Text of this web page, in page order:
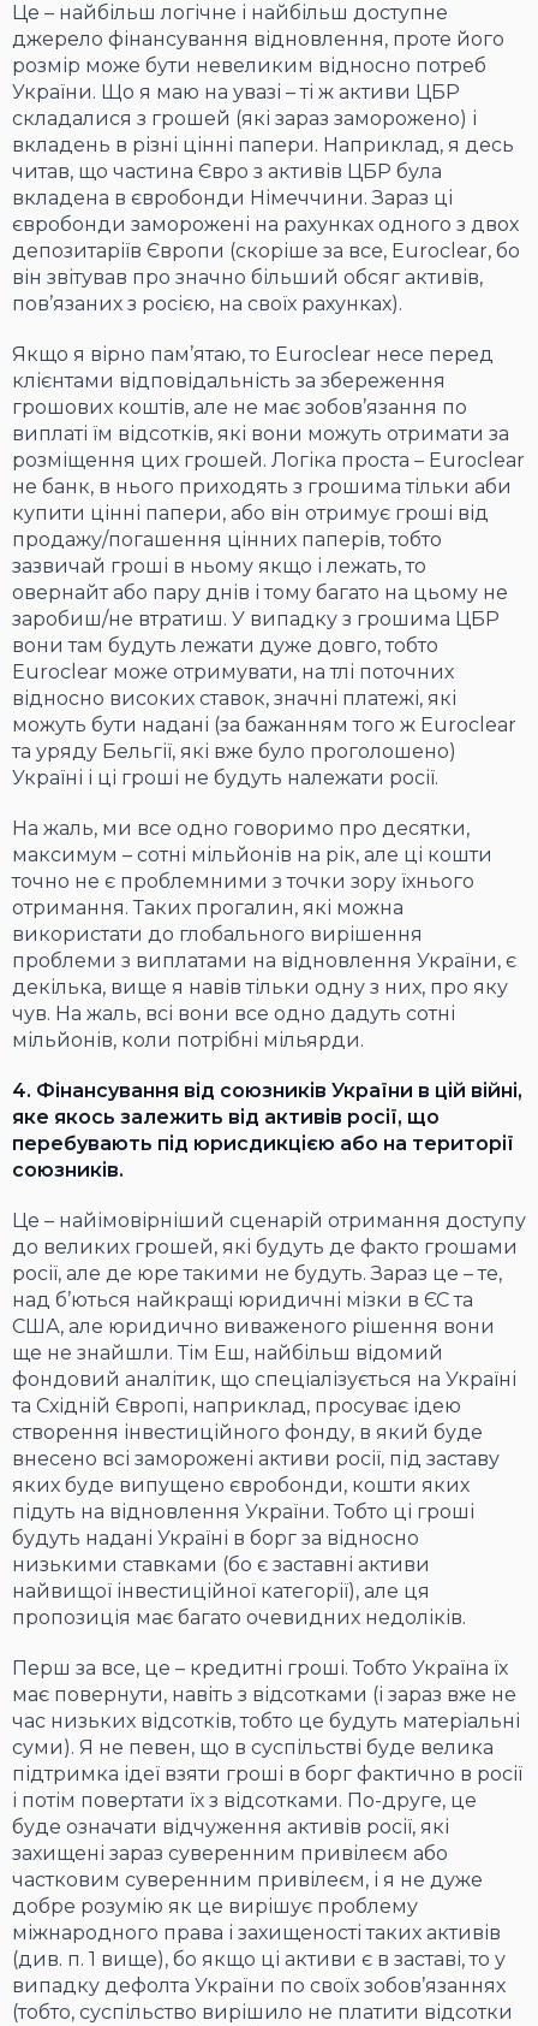
Це – найбільш логічне і найбільш доступне
джерело фінансування відновлення, проте його
розмір може бути невеликим відносно потреб
України. Що я маю на увазі – ті ж активи ЦБР
складалися з грошей (які зараз заморожено) і
вкладень в різні цінні папери. Наприклад, я десь
читав, що частина Євро з активів ЦБР була
вкладена в євробонди Німеччини. Зараз ці
євробонди заморожені на рахунках одного з двох
депозитаріїв Європи (скоріше за все, Euroclear, бо
він звітував про значно більший обсяг активів,
пов’язаних з росією, на своїх рахунках).
Якщо я вірно пам’ятаю, то Euroclear несе перед
клієнтами відповідальність за збереження
грошових коштів, але не має зобов’язання по
виплаті їм відсотків, які вони можуть отримати за
розміщення цих грошей. Логіка проста – Euroclear
не банк, в нього приходять з грошима тільки аби
купити цінні папери, або він отримує гроші від
продажу/погашення цінних паперів, тобто
зазвичай гроші в ньому якщо і лежать, то
овернайт або пару днів і тому багато на цьому не
заробиш/не втратиш. У випадку з грошима ЦБР
вони там будуть лежати дуже довго, тобто
Euroclear може отримувати, на тлі поточних
відносно високих ставок, значні платежі, які
можуть бути надані (за бажанням того ж Euroclear
та уряду Бельгії, які вже було проголошено)
Україні і ці гроші не будуть належати росії.
На жаль, ми все одно говоримо про десятки,
максимум – сотні мільйонів на рік, але ці кошти
точно не є проблемними з точки зору їхнього
отримання. Таких прогалин, які можна
використати до глобального вирішення
проблеми з виплатами на відновлення України, є
декілька, вище я навів тільки одну з них, про яку
чув. На жаль, всі вони все одно дадуть сотні
мільйонів, коли потрібні мільярди.
4. Фінансування від союзників України в цій війні,
яке якось залежить від активів росії, що
перебувають під юрисдикцією або на території
союзників.
Це – найімовірніший сценарій отримання доступу
до великих грошей, які будуть де факто грошами
росії, але де юре такими не будуть. Зараз це – те,
над б’ються найкращі юридичні мізки в ЄС та
США, але юридично виваженого рішення вони
ще не знайшли. Тім Еш, найбільш відомий
фондовий аналітик, що спеціалізується на Україні
та Східній Європі, наприклад, просуває ідею
створення інвестиційного фонду, в який буде
внесено всі заморожені активи росії, під заставу
яких буде випущено євробонди, кошти яких
підуть на відновлення України. Тобто ці гроші
будуть надані Україні в борг за відносно
низькими ставками (бо є заставні активи
найвищої інвестиційної категорії), але ця
пропозиція має багато очевидних недоліків.
Перш за все, це – кредитні гроші. Тобто Україна їх
має повернути, навіть з відсотками (і зараз вже не
час низьких відсотків, тобто це будуть матеріальні
суми). Я не певен, що в суспільстві буде велика
підтримка ідеї взяти гроші в борг фактично в росії
і потім повертати їх з відсотками. По-друге, це
буде означати відчуження активів росії, які
захищені зараз суверенним привілеєм або
частковим суверенним привілеєм, і я не дуже
добре розумію як це вирішує проблему
міжнародного права і захищеності таких активів
(див. п. 1 вище), бо якщо ці активи є в заставі, то у
випадку дефолта України по своїх зобов’язаннях
(тобто, суспільство вирішило не платити відсотки